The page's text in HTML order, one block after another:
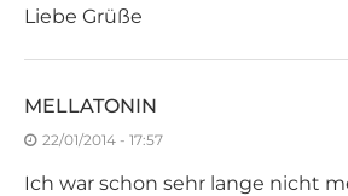
Liebe Grüße
MELLATONIN
22/01/2014 - 17:57
Ich war schon sehr lange nicht